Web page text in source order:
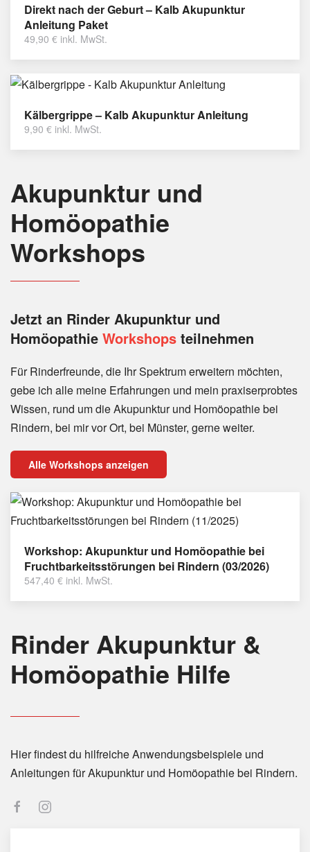
Direkt nach der Geburt – Kalb Akupunktur
Anleitung Paket
49,90 € inkl. MwSt.
Kälbergrippe – Kalb Akupunktur Anleitung
9,90 € inkl. MwSt.
Akupunktur und
Homöopathie
Workshops
Jetzt an Rinder Akupunktur und
Homöopathie Workshops teilnehmen
Für Rinderfreunde, die Ihr Spektrum erweitern möchten,
gebe ich alle meine Erfahrungen und mein praxiserprobtes
Wissen, rund um die Akupunktur und Homöopathie bei
Rindern, bei mir vor Ort, bei Münster, gerne weiter.
Alle Workshops anzeigen
Workshop: Akupunktur und Homöopathie bei
Fruchtbarkeitsstörungen bei Rindern (03/2026)
547,40 € inkl. MwSt.
Rinder Akupunktur &
Homöopathie Hilfe
Hier findest du hilfreiche Anwendungsbeispiele und
Anleitungen für Akupunktur und Homöopathie bei Rindern.